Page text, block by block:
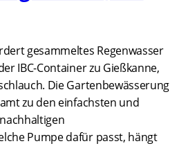
gesammeltes Regenwasser
IBC-Container zu Gießkanne,
Die Gartenbewässerung
zu den einfachsten und
Pumpe dafür passt, hängt